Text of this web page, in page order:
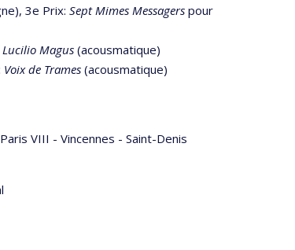
3e Prix: Sept Mimes Messagers pour
Lucilio Magus (acousmatique)
Voix de Trames (acousmatique)
VIII - Vincennes - Saint-Denis